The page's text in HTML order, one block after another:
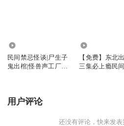
民间禁忌怪谈|尸生子
鬼出棺|怪兽声工厂|
【免费】东北
三集必上瘾民间
用户评论
还没有评论，快来发表